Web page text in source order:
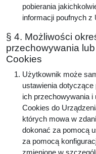
pobierania
informacji poufnych z
§ 4. Możliwości
przechowywania
Cookies
Użytkownik może
ustawienia
ich przechowywania
Cookies do
których mowa w
dokonać za pomocą
za pomocą
zmienione w